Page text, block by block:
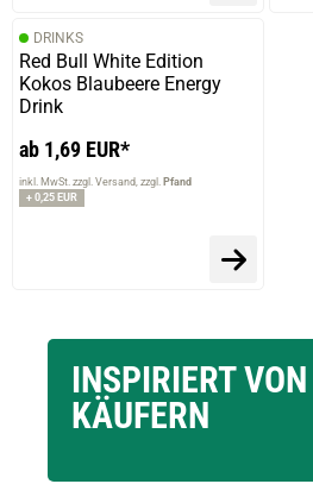
DRINKS
Red Bull White Edition
Kokos Blaubeere Energy
Drink
ab 1,69 EUR*
inkl. MwSt. zzgl. Versand zzgl.
Pfand
+ 0,25 EUR
INSPIRIERT
KÄUFERN